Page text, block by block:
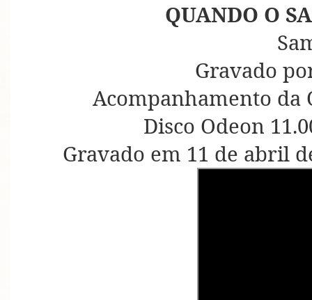
QUANDO O
Gravado
Acompanhamento da
Disco Odeon
Gravado em 11 de abril